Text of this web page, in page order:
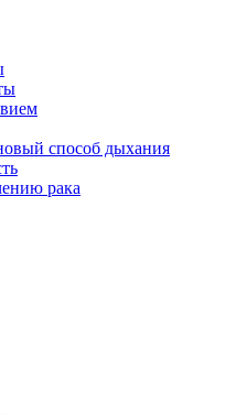
способ дыхания
рака